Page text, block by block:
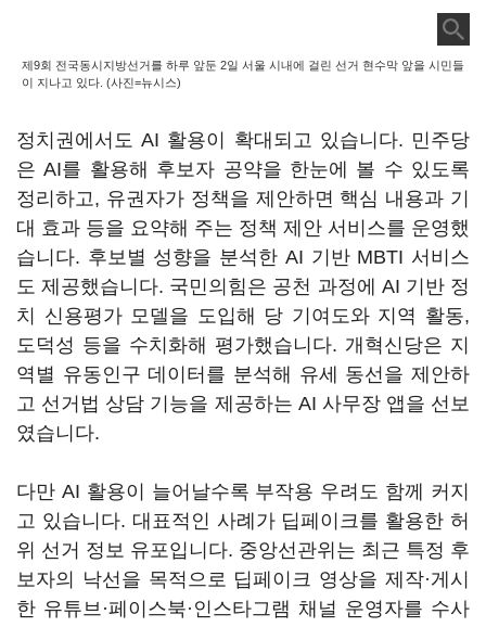
제9회 전국동시지방선거를 하루 앞둔 2일 서울 시내에 걸린 선거 현수막 앞을 시민들
이 지나고 있다. (사진=뉴시스)
정치권에서도 AI 활용이 확대되고 있습니다. 민주당
은 AI를 활용해 후보자 공약을 한눈에 볼 수 있도록
정리하고, 유권자가 정책을 제안하면 핵심 내용과 기
대 효과 등을 요약해 주는 정책 제안 서비스를 운영했
습니다. 후보별 성향을 분석한 AI 기반 MBTI 서비스
도 제공했습니다. 국민의힘은 공천 과정에 AI 기반 정
치 신용평가 모델을 도입해 당 기여도와 지역 활동,
도덕성 등을 수치화해 평가했습니다. 개혁신당은 지
역별 유동인구 데이터를 분석해 유세 동선을 제안하
고 선거법 상담 기능을 제공하는 AI 사무장 앱을 선보
였습니다.
다만 AI 활용이 늘어날수록 부작용 우려도 함께 커지
고 있습니다. 대표적인 사례가 딥페이크를 활용한 허
위 선거 정보 유포입니다. 중앙선관위는 최근 특정 후
보자의 낙선을 목적으로 딥페이크 영상을 제작·게시
한 유튜브·페이스북·인스타그램 채널 운영자를 수사